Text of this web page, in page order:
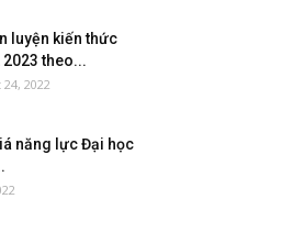
luyện kiến thức
2023 theo...
2022
năng lực Đại học